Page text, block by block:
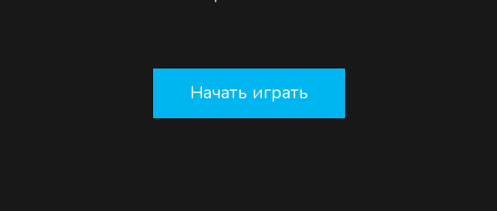
Начать играть